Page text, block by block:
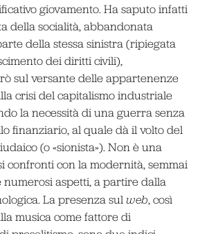
giovamento. Ha saputo infatti
della socialità, abbandonata
della stessa sinistra (ripiegata
dei diritti civili),
sul versante delle appartenenze
crisi del capitalismo industriale
la necessità di una guerra senza
finanziario, al quale dà il volto del
(o «sionista»). Non è una
confronti con la modernità, semmai
aspetti, a partire dalla
La presenza sul web, così
musica come fattore di